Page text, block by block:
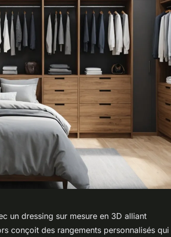
un dressing sur mesure en 3D alliant
conçoit des rangements personnalisés qui